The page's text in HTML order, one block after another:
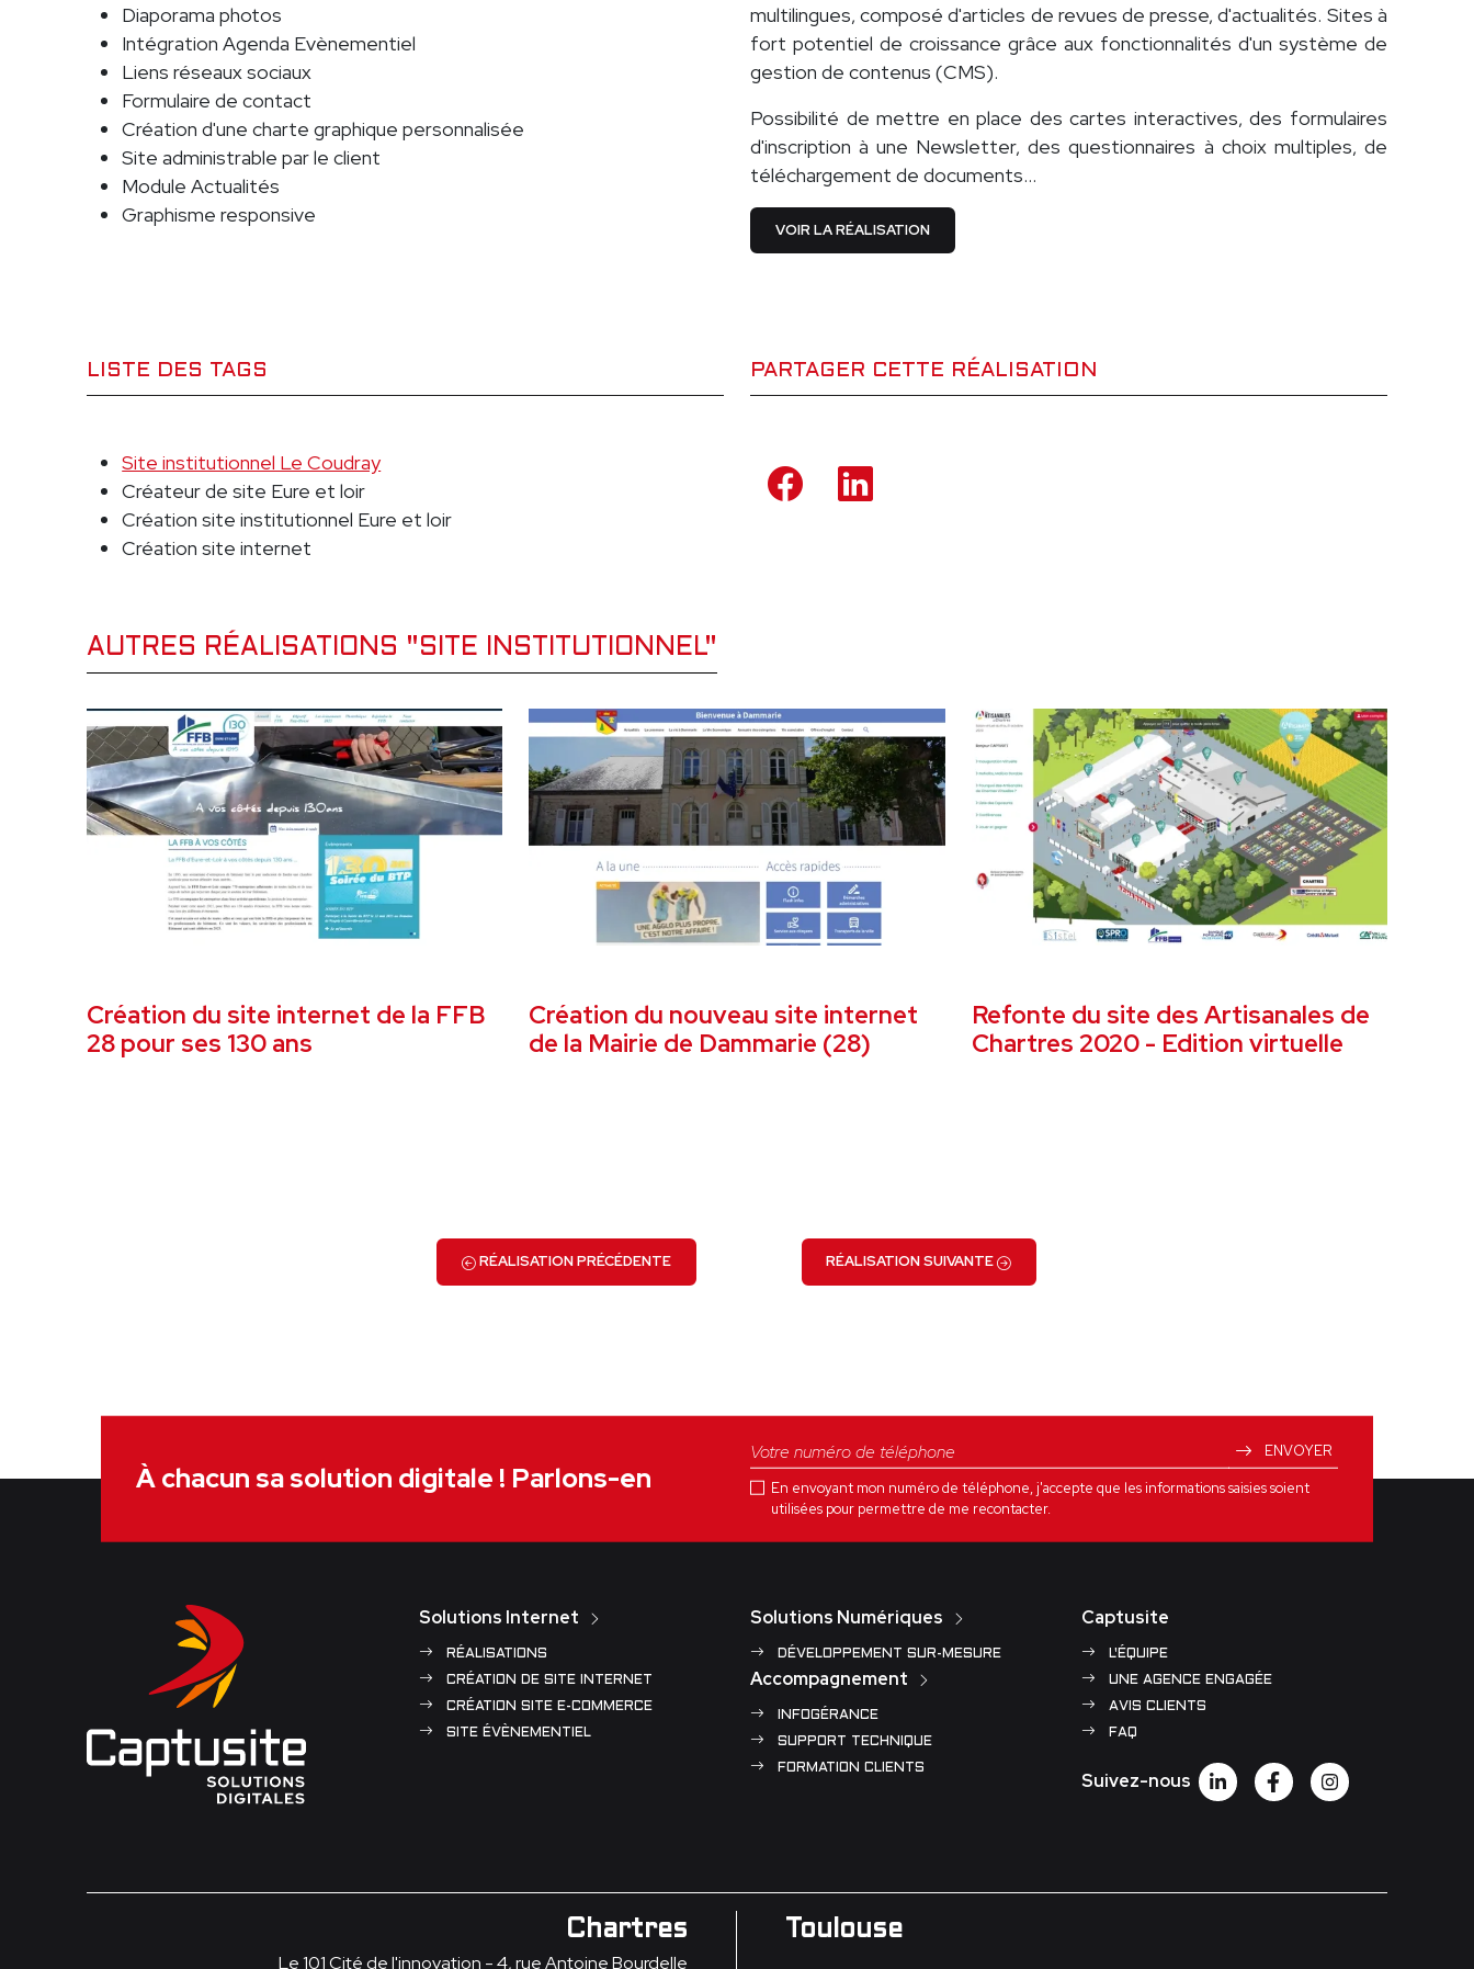
Diaporama photos
Intégration Agenda Evènementiel
Liens réseaux sociaux
Formulaire de contact
Création d'une charte graphique personnalisée
Site administrable par le client
Module Actualités
Graphisme responsive
multilingues, composé d'articles de revues de presse, d'actualités. Sites à
fort potentiel de croissance grâce aux fonctionnalités d'un système de
gestion de contenus (CMS).
Possibilité de mettre en place des cartes interactives, des formulaires
d'inscription à une Newsletter, des questionnaires à choix multiples, de
téléchargement de documents...
VOIR LA RÉALISATION
LISTE DES TAGS
Site institutionnel Le Coudray
Créateur de site Eure et loir
Création site institutionnel Eure et loir
Création site internet
PARTAGER CETTE RÉALISATION
AUTRES RÉALISATIONS "SITE INSTITUTIONNEL"
Création du site internet de la FFB
28 pour ses 130 ans
Création du nouveau site internet
de la Mairie de Dammarie (28)
Refonte du site des Artisanales de
Chartres 2020 - Edition virtuelle
RÉALISATION PRÉCÉDENTE RÉALISATION SUIVANTE
À chacun sa solution digitale ! Parlons-en
ENVOYER
En envoyant mon numéro de téléphone, j'accepte que les informations saisies soient
utilisées pour permettre de me recontacter.
Solutions Internet
RÉALISATIONS
CRÉATION DE SITE INTERNET
CRÉATION SITE E-COMMERCE
SITE ÉVÈNEMENTIEL
Solutions Numériques
DÉVELOPPEMENT SUR-MESURE
Accompagnement
INFOGÉRANCE
SUPPORT TECHNIQUE
FORMATION CLIENTS
Captusite
L'ÉQUIPE
UNE AGENCE ENGAGÉE
AVIS CLIENTS
FAQ
Suivez-nous
Chartres
Le 101 Cité de l'innovation - 4, rue Antoine Bourdelle
Toulouse